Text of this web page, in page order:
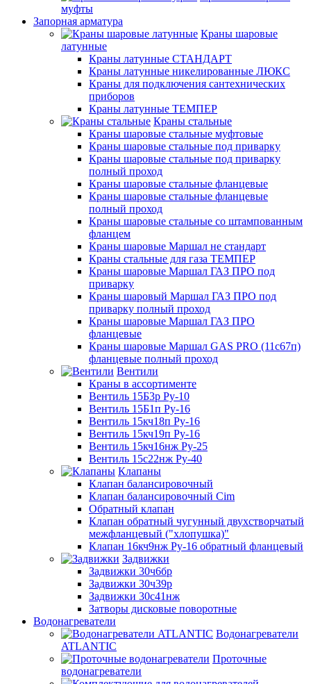
муфты
Запорная арматура
Краны шаровые
латунные
Краны латунные СТАНДАРТ
Краны латунные никелированные ЛЮКС
Краны для подключения сантехнических
приборов
Краны латунные ТЕМПЕР
Краны стальные
Краны шаровые стальные муфтовые
Краны шаровые стальные под приварку
Краны шаровые стальные под приварку
полный проход
Краны шаровые стальные фланцевые
Краны шаровые стальные фланцевые
полный проход
Краны шаровые стальные со штампованным
фланцем
Краны шаровые Маршал не стандарт
Краны стальные для газа ТЕМПЕР
Краны шаровые Маршал ГАЗ ПРО под
приварку
Краны шаровый Маршал ГАЗ ПРО под
приварку полный проход
Краны шаровые Маршал ГАЗ ПРО
фланцевые
Краны шаровые Маршал GAS PRO (11с67п)
фланцевые полный проход
Вентили
Краны в ассортименте
Вентиль 15Б3р Ру-10
Вентиль 15Б1п Ру-16
Вентиль 15кч18п Ру-16
Вентиль 15кч19п Ру-16
Вентиль 15кч16нж Ру-25
Вентиль 15с22нж Ру-40
Клапаны
Клапан балансировочный
Клапан балансировочный Cim
Обратный клапан
Клапан обратный чугунный двухстворчатый
межфланцевый ("хлопушка)"
Клапан 16кч9нж Ру-16 обратный фланцевый
Задвижки
Задвижки 30ч6бр
Задвижки 30ч39р
Задвижки 30с41нж
Затворы дисковые поворотные
Водонагреватели
Водонагреватели
ATLANTIC
Проточные
водонагреватели